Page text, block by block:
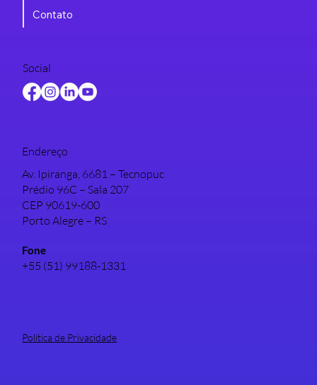
Contato
Social
Endereço
Av. Ipiranga, 6681 – Tecnopuc
Prédio 96C – Sala 207
CEP 90619-600
Porto Alegre – RS
Fone
+55 (51) 99188-1331
Política de Privacidade